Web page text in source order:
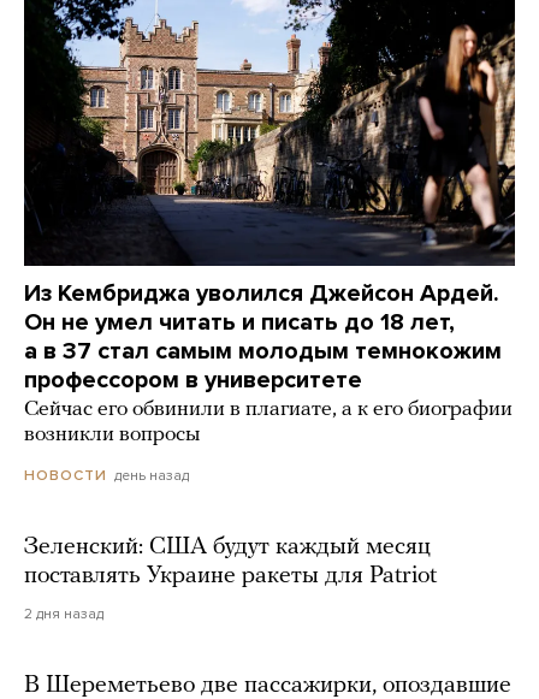
Из Кембриджа уволился Джейсон Ардей.
Он не умел читать и писать до 18 лет,
а в 37 стал самым молодым темнокожим
профессором в университете
Сейчас его обвинили в плагиате, а к его биографии
возникли вопросы
НОВОСТИ день назад
Зеленский: США будут каждый месяц
поставлять Украине ракеты для Patriot
2 дня назад
В Шереметьево две пассажирки, опоздавшие